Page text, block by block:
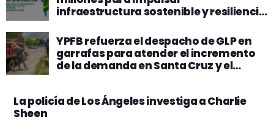
infraestructura sostenible y resiliencia
YPFB refuerza el despacho de GLP en
garrafas para atender el incremento
de la demanda en Santa Cruz y el
La policía de Los Ángeles investiga a Charlie
Sheen